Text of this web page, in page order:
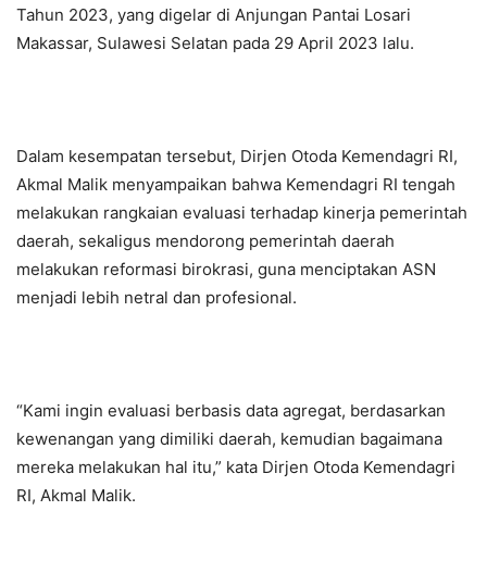
Tahun 2023, yang digelar di Anjungan Pantai Losari
Makassar, Sulawesi Selatan pada 29 April 2023 lalu.
Dalam kesempatan tersebut, Dirjen Otoda Kemendagri RI,
Akmal Malik menyampaikan bahwa Kemendagri RI tengah
melakukan rangkaian evaluasi terhadap kinerja pemerintah
daerah, sekaligus mendorong pemerintah daerah
melakukan reformasi birokrasi, guna menciptakan ASN
menjadi lebih netral dan profesional.
“Kami ingin evaluasi berbasis data agregat, berdasarkan
kewenangan yang dimiliki daerah, kemudian bagaimana
mereka melakukan hal itu,” kata Dirjen Otoda Kemendagri
RI, Akmal Malik.